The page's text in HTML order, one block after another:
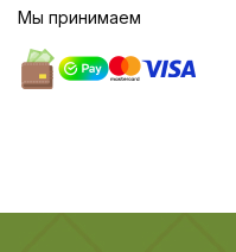
Мы принимаем